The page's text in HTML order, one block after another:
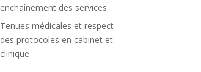
enchaînement des services
Tenues médicales et respect
des protocoles en cabinet et
clinique